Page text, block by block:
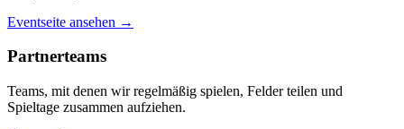
Eventseite ansehen →
Partnerteams
Teams, mit denen wir regelmäßig spielen, Felder teilen und
Spieltage zusammen aufziehen.